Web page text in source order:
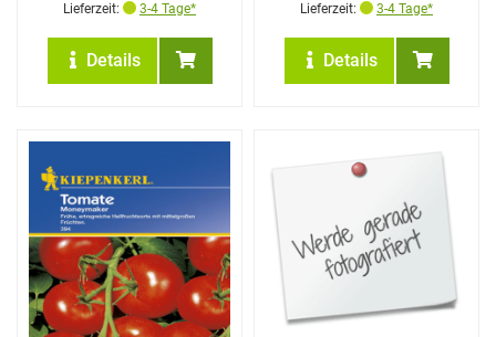
Lieferzeit: 3-4 Tage*
Details
Lieferzeit: 3-4 Tage*
Details